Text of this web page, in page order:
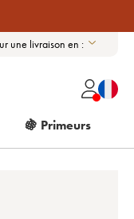
une livraison en :
🍇 Primeurs